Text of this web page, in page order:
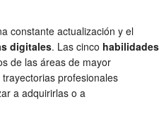
constante actualización y el
digitales. Las cinco habilidades
de las áreas de mayor
profesionales
a adquirirlas o a